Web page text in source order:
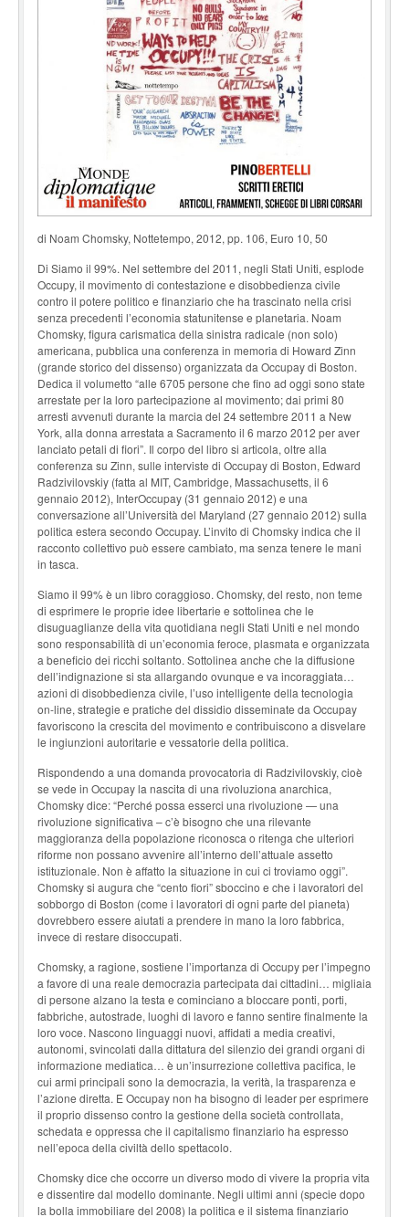
di Noam Chomsky, Nottetempo, 2012, pp. 106, Euro 10, 50
Di Siamo il 99%. Nel settembre del 2011, negli Stati Uniti, esplode
Occupy, il movimento di contestazione e disobbedienza civile
contro il potere politico e finanziario che ha trascinato nella crisi
senza precedenti l’economia statunitense e planetaria. Noam
Chomsky, figura carismatica della sinistra radicale (non solo)
americana, pubblica una conferenza in memoria di Howard Zinn
(grande storico del dissenso) organizzata da Occupay di Boston.
Dedica il volumetto “alle 6705 persone che fino ad oggi sono state
arrestate per la loro partecipazione al movimento; dai primi 80
arresti avvenuti durante la marcia del 24 settembre 2011 a New
York, alla donna arrestata a Sacramento il 6 marzo 2012 per aver
lanciato petali di fiori”. Il corpo del libro si articola, oltre alla
conferenza su Zinn, sulle interviste di Occupay di Boston, Edward
Radzivilovskiy (fatta al MIT, Cambridge, Massachusetts, il 6
gennaio 2012), InterOccupay (31 gennaio 2012) e una
conversazione all’Università del Maryland (27 gennaio 2012) sulla
politica estera secondo Occupay. L’invito di Chomsky indica che il
racconto collettivo può essere cambiato, ma senza tenere le mani
in tasca.
Siamo il 99% è un libro coraggioso. Chomsky, del resto, non teme
di esprimere le proprie idee libertarie e sottolinea che le
disuguaglianze della vita quotidiana negli Stati Uniti e nel mondo
sono responsabilità di un’economia feroce, plasmata e organizzata
a beneficio dei ricchi soltanto. Sottolinea anche che la diffusione
dell’indignazione si sta allargando ovunque e va incoraggiata…
azioni di disobbedienza civile, l’uso intelligente della tecnologia
on-line, strategie e pratiche del dissidio disseminate da Occupay
favoriscono la crescita del movimento e contribuiscono a disvelare
le ingiunzioni autoritarie e vessatorie della politica.
Rispondendo a una domanda provocatoria di Radzivilovskiy, cioè
se vede in Occupay la nascita di una rivoluziona anarchica,
Chomsky dice: “Perché possa esserci una rivoluzione — una
rivoluzione significativa – c’è bisogno che una rilevante
maggioranza della popolazione riconosca o ritenga che ulteriori
riforme non possano avvenire all’interno dell’attuale assetto
istituzionale. Non è affatto la situazione in cui ci troviamo oggi”.
Chomsky si augura che “cento fiori” sboccino e che i lavoratori del
sobborgo di Boston (come i lavoratori di ogni parte del pianeta)
dovrebbero essere aiutati a prendere in mano la loro fabbrica,
invece di restare disoccupati.
Chomsky, a ragione, sostiene l’importanza di Occupy per l’impegno
a favore di una reale democrazia partecipata dai cittadini… migliaia
di persone alzano la testa e cominciano a bloccare ponti, porti,
fabbriche, autostrade, luoghi di lavoro e fanno sentire finalmente la
loro voce. Nascono linguaggi nuovi, affidati a media creativi,
autonomi, svincolati dalla dittatura del silenzio dei grandi organi di
informazione mediatica… è un’insurrezione collettiva pacifica, le
cui armi principali sono la democrazia, la verità, la trasparenza e
l’azione diretta. E Occupay non ha bisogno di leader per esprimere
il proprio dissenso contro la gestione della società controllata,
schedata e oppressa che il capitalismo finanziario ha espresso
nell’epoca della civiltà dello spettacolo.
Chomsky dice che occorre un diverso modo di vivere la propria vita
e dissentire dal modello dominante. Negli ultimi anni (specie dopo
la bolla immobiliare del 2008) la politica e il sistema finanziario